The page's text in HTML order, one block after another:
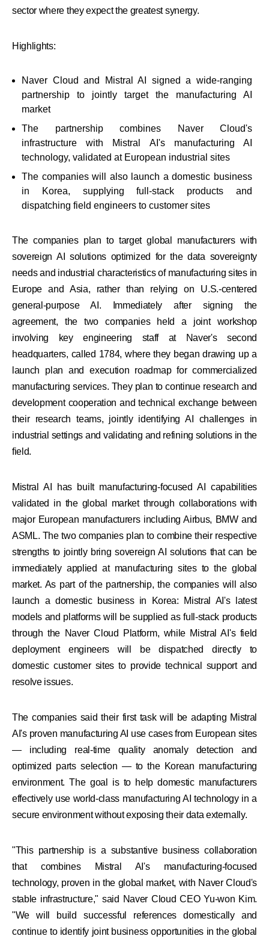
sector where they expect the greatest synergy.
Highlights:
Naver Cloud and Mistral AI signed a wide-ranging
partnership to jointly target the manufacturing AI
market
The partnership combines Naver Cloud's
infrastructure with Mistral AI's manufacturing AI
technology, validated at European industrial sites
The companies will also launch a domestic business
in Korea, supplying full-stack products and
dispatching field engineers to customer sites
The companies plan to target global manufacturers with
sovereign AI solutions optimized for the data sovereignty
needs and industrial characteristics of manufacturing sites in
Europe and Asia, rather than relying on U.S.-centered
general-purpose AI. Immediately after signing the
agreement, the two companies held a joint workshop
involving key engineering staff at Naver's second
headquarters, called 1784, where they began drawing up a
launch plan and execution roadmap for commercialized
manufacturing services. They plan to continue research and
development cooperation and technical exchange between
their research teams, jointly identifying AI challenges in
industrial settings and validating and refining solutions in the
field.
Mistral AI has built manufacturing-focused AI capabilities
validated in the global market through collaborations with
major European manufacturers including Airbus, BMW and
ASML. The two companies plan to combine their respective
strengths to jointly bring sovereign AI solutions that can be
immediately applied at manufacturing sites to the global
market. As part of the partnership, the companies will also
launch a domestic business in Korea: Mistral AI's latest
models and platforms will be supplied as full-stack products
through the Naver Cloud Platform, while Mistral AI's field
deployment engineers will be dispatched directly to
domestic customer sites to provide technical support and
resolve issues.
The companies said their first task will be adapting Mistral
AI's proven manufacturing AI use cases from European sites
— including real-time quality anomaly detection and
optimized parts selection — to the Korean manufacturing
environment. The goal is to help domestic manufacturers
effectively use world-class manufacturing AI technology in a
secure environment without exposing their data externally.
"This partnership is a substantive business collaboration
that combines Mistral AI's manufacturing-focused
technology, proven in the global market, with Naver Cloud's
stable infrastructure," said Naver Cloud CEO Yu-won Kim.
"We will build successful references domestically and
continue to identify joint business opportunities in the global